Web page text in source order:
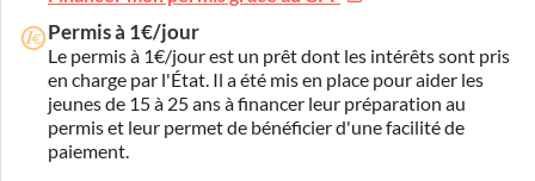
Permis à 1€/jour
Le permis à 1€/jour est un prêt dont les intérêts sont pris
en charge par l'État. Il a été mis en place pour aider les
jeunes de 15 à 25 ans à financer leur préparation au
permis et leur permet de bénéficier d'une facilité de
paiement.